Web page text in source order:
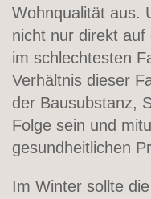
Wohnqualität aus.
nicht nur direkt auf
im schlechtesten
Verhältnis dieser
der Bausubstanz,
Folge sein und
gesundheitlichen
Im Winter sollte